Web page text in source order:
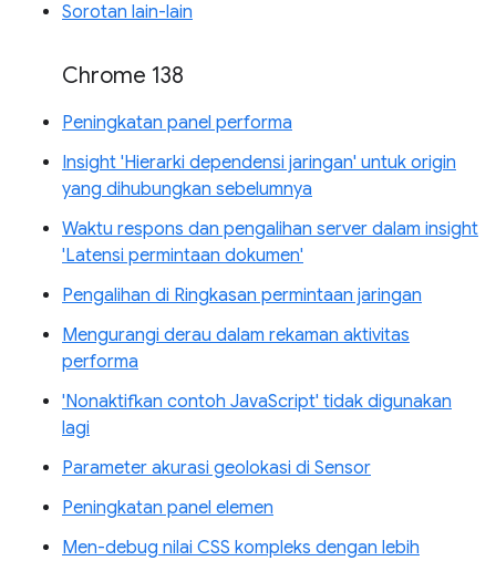
Sorotan lain-lain
Chrome 138
Peningkatan panel performa
Insight 'Hierarki dependensi jaringan' untuk origin
yang dihubungkan sebelumnya
Waktu respons dan pengalihan server dalam insight
'Latensi permintaan dokumen'
Pengalihan di Ringkasan permintaan jaringan
Mengurangi derau dalam rekaman aktivitas
performa
'Nonaktifkan contoh JavaScript' tidak digunakan
lagi
Parameter akurasi geolokasi di Sensor
Peningkatan panel elemen
Men-debug nilai CSS kompleks dengan lebih